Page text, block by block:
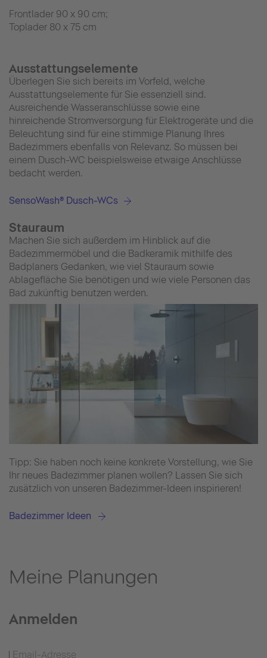
Frontlader 90 x 90 cm;
Toplader 80 x 75 cm
Ausstattungselemente
Überlegen Sie sich bereits im Vorfeld, welche
Ausstattungselemente für Sie essenziell sind.
Ausreichende Wasseranschlüsse sowie eine
hinreichende Stromversorgung für Elektrogeräte und die
Beleuchtung sind für eine stimmige Planung Ihres
Badezimmers ebenfalls von Relevanz. So müssen bei
einem Dusch-WC beispielsweise etwaige Anschlüsse
bedacht werden.
SensoWash® Dusch-WCs
Stauraum
Machen Sie sich außerdem im Hinblick auf die
Badezimmermöbel und die Badkeramik mithilfe des
Badplaners Gedanken, wie viel Stauraum sowie
Ablagefläche Sie benötigen und wie viele Personen das
Bad zukünftig benutzen werden.
Tipp: Sie haben noch keine konkrete Vorstellung, wie Sie
Ihr neues Badezimmer planen wollen? Lassen Sie sich
zusätzlich von unseren Badezimmer-Ideen inspirieren!
Badezimmer Ideen
Meine Planungen
Anmelden